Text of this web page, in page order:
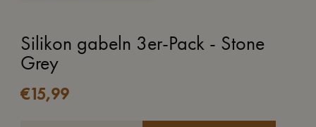
Silikon gabeln 3er-Pack - Stone
Grey
€15,99